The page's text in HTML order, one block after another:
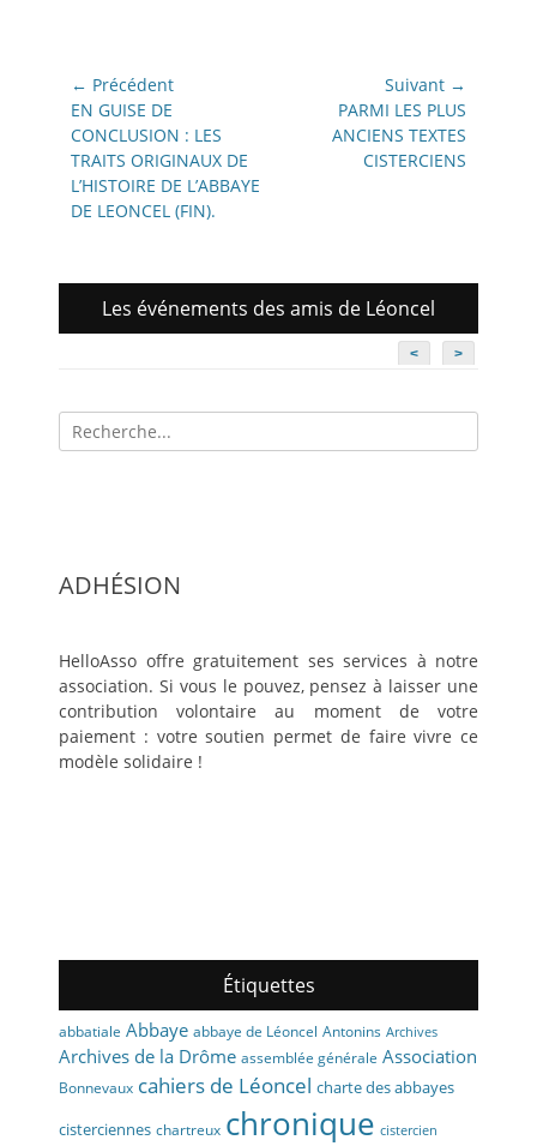
Navigation
de
l’article
← Précédent
Article
précédent:
EN GUISE DE
CONCLUSION : LES
TRAITS ORIGINAUX DE
L’HISTOIRE DE L’ABBAYE
DE LEONCEL (FIN).
Suivant →
PARMI LES PLUS
ANCIENS TEXTES
CISTERCIENS
Les événements des amis de Léoncel
< >
Recherche
pour:
ADHÉSION
HelloAsso offre gratuitement ses services à notre
association. Si vous le pouvez, pensez à laisser une
contribution volontaire au moment de votre
paiement : votre soutien permet de faire vivre ce
modèle solidaire !
Étiquettes
abbatiale Abbaye abbaye de Léoncel Antonins Archives
Archives de la Drôme assemblée générale Association
Bonnevaux cahiers de Léoncel charte des abbayes
cisterciennes chartreux chronique cistercien